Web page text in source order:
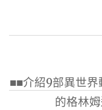
導
■■介紹9部異世
的格林